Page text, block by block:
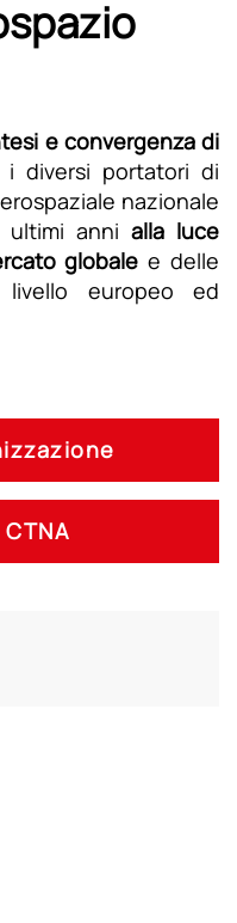
e convergenza di
diversi portatori di
nazionale
ultimi anni alla luce
globale e delle
europeo ed